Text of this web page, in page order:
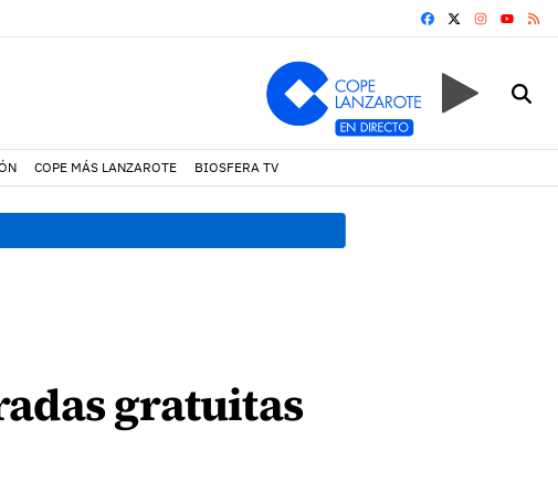
FACEBOOK
YOUTUBE
COPE MÁS LANZAROTE BIOSFERA TV
gratuitas